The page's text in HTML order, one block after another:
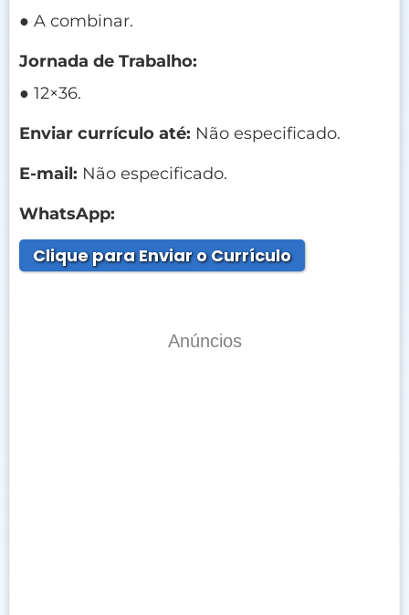
● A combinar.
Jornada de Trabalho:
● 12×36.
Enviar currículo até: Não especificado.
E-mail: Não especificado.
WhatsApp:
Clique para Enviar o Currículo
Anúncios